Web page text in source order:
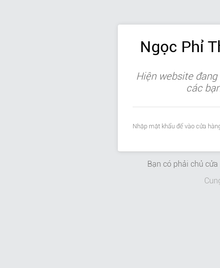
Ngọc Phỉ
Hiện website
các
Nhập mật khẩu để vào cửa
Bạn có phải chủ